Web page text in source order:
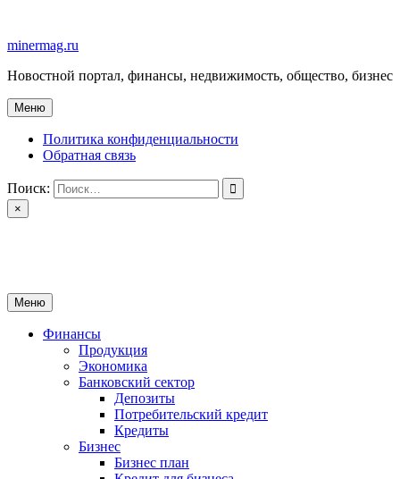
содержимому
minermag.ru
Новостной портал, финансы, недвижимость, общество, бизнес
Меню
Политика конфиденциальности
Обратная связь
Поиск:
×
Меню
Финансы
Продукция
Экономика
Банковский сектор
Депозиты
Потребительский кредит
Кредиты
Бизнес
Бизнес план